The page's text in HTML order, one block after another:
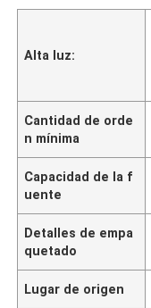
Alta luz:
Cantidad de orde
n mínima
Capacidad de la f
uente
Detalles de empa
quetado
Lugar de origen